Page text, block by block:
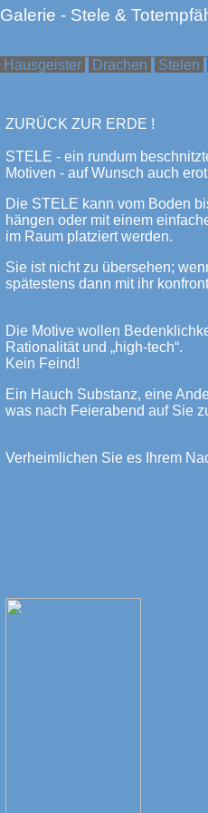
Galerie - Stele &
Hausgeister Drachen Stelen
ZURÜCK ZUR ERDE !
STELE - ein rundum
Motiven - auf Wunsch auch
Die STELE kann vom Boden
hängen oder mit einem
im Raum platziert werden.
Sie ist nicht zu übersehen;
spätestens dann mit ihr
Die Motive wollen
Rationalität und „high-tech“.
Kein Feind!
Ein Hauch Substanz, eine
was nach Feierabend auf Sie
Verheimlichen Sie es Ihrem